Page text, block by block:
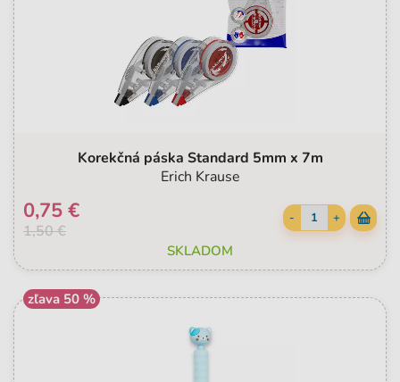
Korekčná páska Standard 5mm x 7m
Erich Krause
1,50 €
0,75 € - +
SKLADOM
zľava 50 %